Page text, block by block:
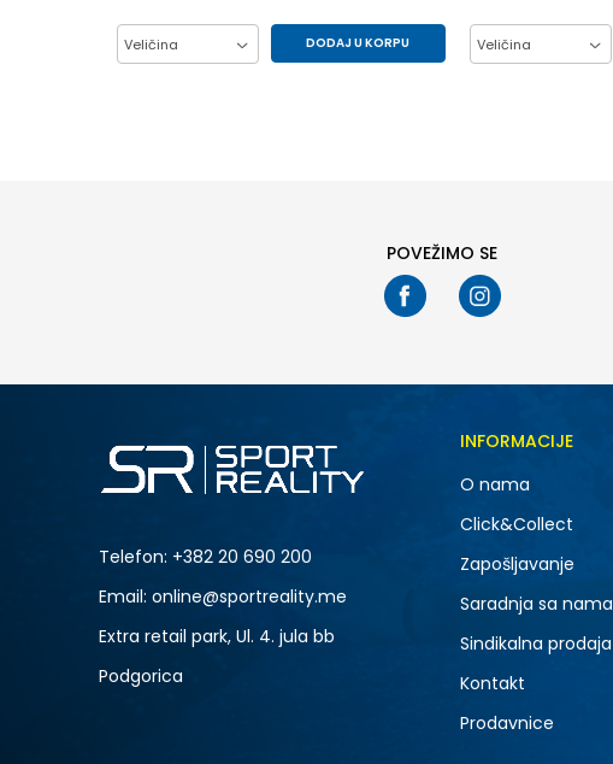
Veličina DODAJ U KORPU Veličina
POVEŽIMO SE
Telefon: +382 20 690 200
Email: online@sportreality.me
Extra retail park, Ul. 4. jula bb
Podgorica
INFORMACIJE
O nama
Click&Collect
Zapošljavanje
Saradnja sa nama
Sindikalna prodaja
Kontakt
Prodavnice